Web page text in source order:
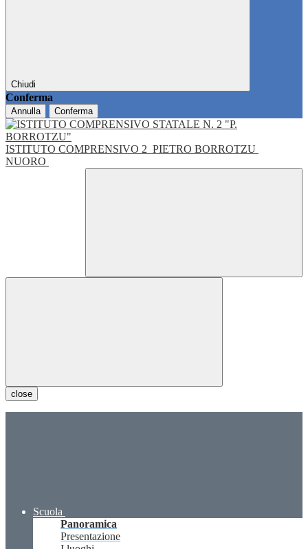
Chiudi
Conferma
Annulla Conferma
ISTITUTO COMPRENSIVO 2 PIETRO BORROTZU
NUORO
close
Scuola
Panoramica
Presentazione